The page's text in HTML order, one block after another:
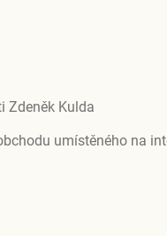
Zdeněk Kulda
umístěného na